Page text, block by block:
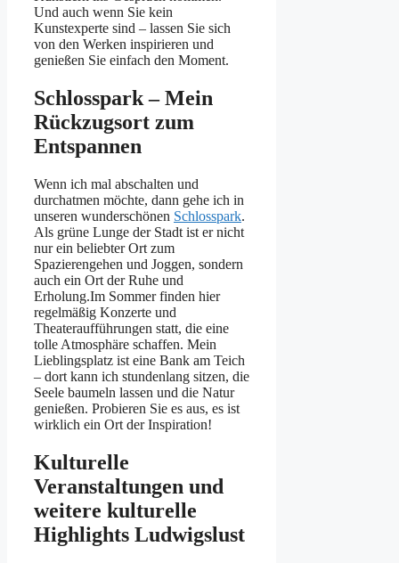
Und auch wenn Sie kein
Kunstexperte sind – lassen Sie sich
von den Werken inspirieren und
genießen Sie einfach den Moment.
Schlosspark – Mein
Rückzugsort zum
Entspannen
Wenn ich mal abschalten und
durchatmen möchte, dann gehe ich in
unseren wunderschönen Schlosspark.
Als grüne Lunge der Stadt ist er nicht
nur ein beliebter Ort zum
Spazierengehen und Joggen, sondern
auch ein Ort der Ruhe und
Erholung.Im Sommer finden hier
regelmäßig Konzerte und
Theateraufführungen statt, die eine
tolle Atmosphäre schaffen. Mein
Lieblingsplatz ist eine Bank am Teich
– dort kann ich stundenlang sitzen, die
Seele baumeln lassen und die Natur
genießen. Probieren Sie es aus, es ist
wirklich ein Ort der Inspiration!
Kulturelle
Veranstaltungen und
weitere kulturelle
Highlights Ludwigslust